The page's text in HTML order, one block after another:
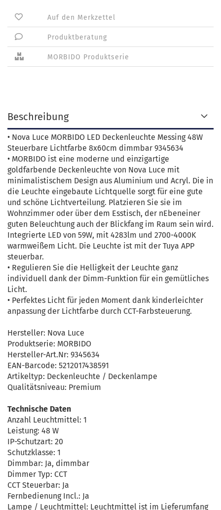
Auf den Merkzettel
Produktberatung
MORBIDO Produktserie
Beschreibung
• Nova Luce MORBIDO LED Deckenleuchte Messing 48W
Steuerbare Lichtfarbe 8x60cm dimmbar 9345634
• MORBIDO ist eine moderne und einzigartige
goldfarbende Deckenleuchte von Nova Luce mit
minimalistischem Design aus Aluminium und Acryl. Die in
die Leuchte eingebaute Lichtquelle sorgt für eine gute
und schöne Lichtverteilung. Platzieren Sie sie im
Wohnzimmer oder über dem Esstisch, der nEbeneiner
guten Beleuchtung auch der Blickfang im Raum sein wird.
Integrierte LED von 59W, mit 4283lm und 2700-4000K
warmweißem Licht. Die Leuchte ist mit der Tuya APP
steuerbar.
• Regulieren Sie die Helligkeit der Leuchte ganz
individuell dank der Dimm-Funktion für ein gemütliches
Licht.
• Perfektes Licht für jeden Moment dank kinderleichter
anpassung der Lichtfarbe durch CCT-Farbsteuerung.
Hersteller: Nova Luce
Produktserie: MORBIDO
Hersteller-Art.Nr: 9345634
EAN-Barcode: 5212017438591
Artikeltyp: Deckenleuchte / Deckenlampe
Qualitätsniveau: Premium
Technische Daten
Anzahl Leuchtmittel: 1
Leistung: 48 W
IP-Schutzart: 20
Schutzklasse: 1
Dimmbar: Ja, dimmbar
Dimmer Typ: CCT
CCT Steuerbar: Ja
Fernbedienung Incl.: Ja
Lampe / Leuchtmittel: Leuchtmittel ist im Lieferumfang